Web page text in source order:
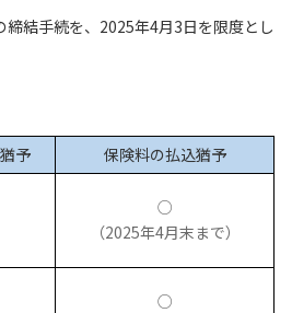
結手続を、2025年4月3日を限度とし
予 保険料の払込猶予
○
（2025年4月末まで）
○